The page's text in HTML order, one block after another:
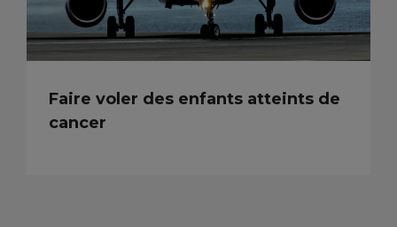
Faire voler des enfants atteints de
cancer